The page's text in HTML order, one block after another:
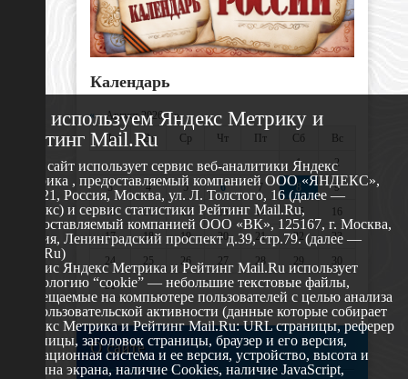
Календарь
«Август 2026 »
Пн
Вт Ср Чт Пт Сб
Вс
1
2
3
4 5 6 7 8
9
10
11 12 13 14 15
16
17
18 19 20 21 22
23
24
25 26 27 28 29
30
31
О сайте
Мы используем Яндекс Метрику и
Рейтинг Mail.Ru
Этот сайт использует сервис веб-аналитики Яндекс
Метрика , предоставляемый компанией ООО «ЯНДЕКС»,
119021, Россия, Москва, ул. Л. Толстого, 16 (далее —
Яндекс) и сервис статистики Рейтинг Mail.Ru,
предоставляемый компанией ООО «ВК», 125167, г. Москва,
Россия, Ленинградский проспект д.39, стр.79. (далее —
Mail.Ru)
Сервис Яндекс Метрика и Рейтинг Mail.Ru использует
технологию “cookie” — небольшие текстовые файлы,
размещаемые на компьютере пользователей с целью анализа
их пользовательской активности (данные которые собирает
Яндекс Метрика и Рейтинг Mail.Ru: URL страницы, реферер
страницы, заголовок страницы, браузер и его версия,
операционная система и ее версия, устройство, высота и
ширина экрана, наличие Cookies, наличие JavaScript,